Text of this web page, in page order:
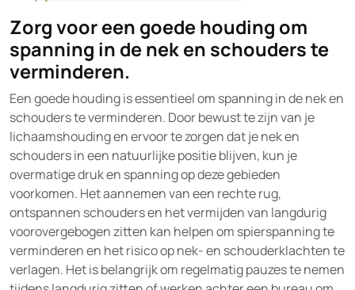
Zorg voor een goede houding om
spanning in de nek en schouders te
verminderen.
Een goede houding is essentieel om spanning in de nek en
schouders te verminderen. Door bewust te zijn van je
lichaamshouding en ervoor te zorgen dat je nek en
schouders in een natuurlijke positie blijven, kun je
overmatige druk en spanning op deze gebieden
voorkomen. Het aannemen van een rechte rug,
ontspannen schouders en het vermijden van langdurig
voorovergebogen zitten kan helpen om spierspanning te
verminderen en het risico op nek- en schouderklachten te
verlagen. Het is belangrijk om regelmatig pauzes te nemen